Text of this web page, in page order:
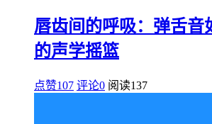
唇齿间的呼吸：弹舌音
的声学摇篮
点赞107 评论0 阅读137